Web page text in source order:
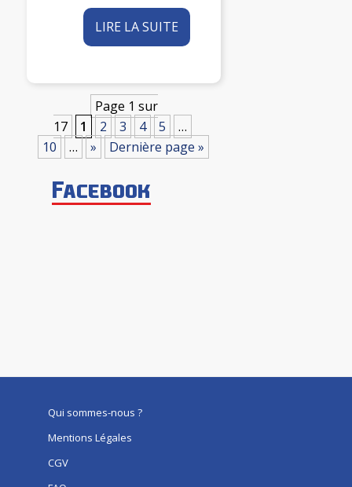
LIRE LA SUITE
Page 1 sur
17
1 2 3 4 5
…
10
… » Dernière page »
Facebook
Qui sommes-nous ?
Mentions Légales
CGV